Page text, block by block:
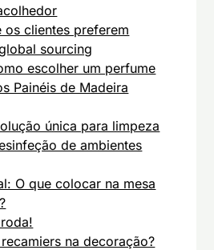
os clientes preferem
sourcing
escolher um perfume
Painéis de Madeira
única para limpeza
de ambientes
O que colocar na mesa
na decoração?